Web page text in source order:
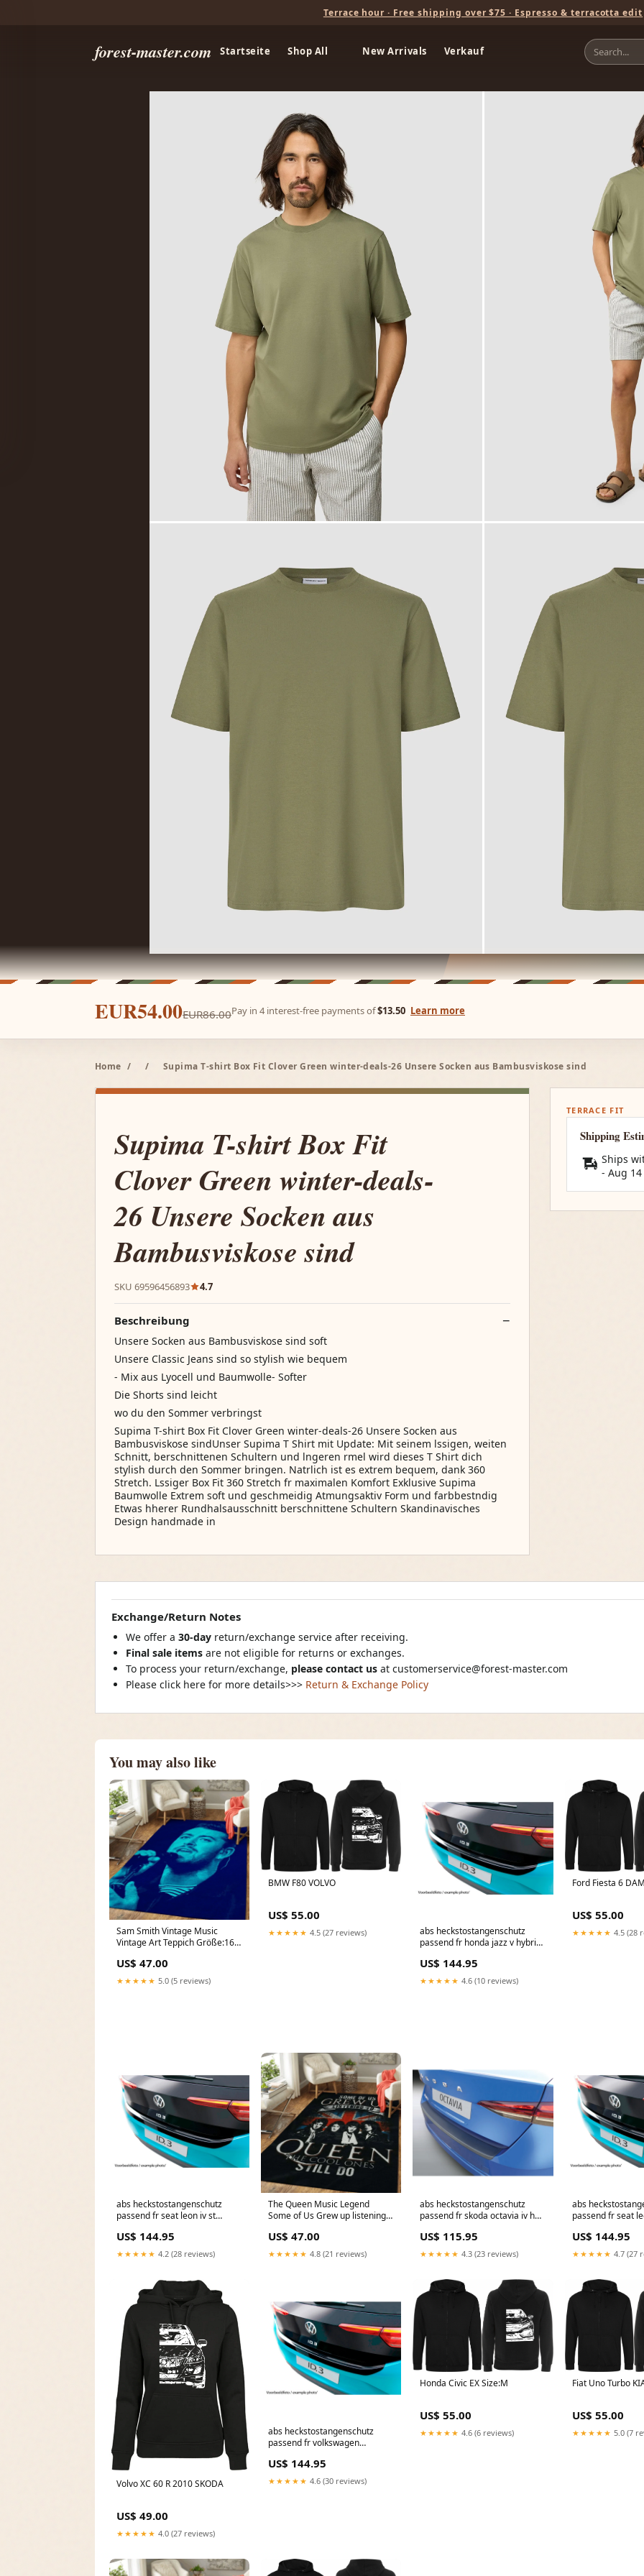
Terrace hour · Free shipping over $75 · Espresso & terracotta edit
forest-master.com Startseite Shop All New Arrivals Verkauf
EUR54.00EUR86.00Pay in 4 interest-free payments of$13.50 Learn more
Home / / Supima T-shirt Box Fit Clover Green winter-deals-26 Unsere Socken aus Bambusviskose sind
Supima T-shirt Box Fit
Clover Green winter-deals-
26 Unsere Socken aus
Bambusviskose sind
SKU 69596456893 4.7
Beschreibung
Unsere Socken aus Bambusviskose sind soft
Unsere Classic Jeans sind so stylish wie bequem
- Mix aus Lyocell und Baumwolle- Softer
Die Shorts sind leicht
wo du den Sommer verbringst
Supima T-shirt Box Fit Clover Green winter-deals-26 Unsere Socken aus
Bambusviskose sindUnser Supima T Shirt mit Update: Mit seinem lssigen, weiten
Schnitt, berschnittenen Schultern und lngeren rmel wird dieses T Shirt dich
stylish durch den Sommer bringen. Natrlich ist es extrem bequem, dank 360
Stretch. Lssiger Box Fit 360 Stretch fr maximalen Komfort Exklusive Supima
Baumwolle Extrem soft und geschmeidig Atmungsaktiv Form und farbbestndig
Etwas hherer Rundhalsausschnitt berschnittene Schultern Skandinavisches
Design handmade in
TERRACE FIT
Shipping
Ships
- Aug 14
Exchange/Return Notes
We offer a 30-day return/exchange service after receiving.
Final sale items are not eligible for returns or exchanges.
To process your return/exchange, please contact us at customerservice@forest-master.com
Please click here for more details>>> Return & Exchange Policy
You may also like
Sam Smith Vintage Music
Vintage Art Teppich Größe:160
US$ 47.00
★★★★★ 5.0 (5 reviews)
BMW F80 VOLVO
US$ 55.00
★★★★★ 4.5 (27 reviews)
abs heckstostangenschutz
passend fr honda jazz v hybrid
KT132500KT
US$ 144.95
★★★★★ 4.6 (10 reviews)
Ford Fiesta 6
US$ 55.00
★★★★★ 4.5 (28
abs heckstostangenschutz
passend fr seat leon iv st
glnzend Titel:Default Title
US$ 144.95
★★★★★ 4.2 (28 reviews)
The Queen Music Legend
Some of Us Grew up listening
US$ 47.00
★★★★★ 4.8 (21 reviews)
abs heckstostangenschutz
passend fr skoda octavia iv hb
Titel:Default Title
US$ 115.95
★★★★★ 4.3 (23 reviews)
abs
passend fr seat
CL6028494
US$ 144.95
★★★★★ 4.7 (27
Volvo XC 60 R 2010 SKODA
US$ 49.00
★★★★★ 4.0 (27 reviews)
abs heckstostangenschutz
passend fr volkswagen
glnzend Titel:Default Title
US$ 144.95
★★★★★ 4.6 (30 reviews)
Honda Civic EX Size:M
US$ 55.00
★★★★★ 4.6 (6 reviews)
Fiat Uno Turbo
US$ 55.00
★★★★★ 5.0 (7